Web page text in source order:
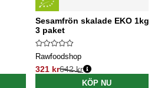
Sesamfrön skalade EKO 1kg x
3 paket
Rawfoodshop
321 kr
Ordinarie pris:
642 kr
KÖP NU